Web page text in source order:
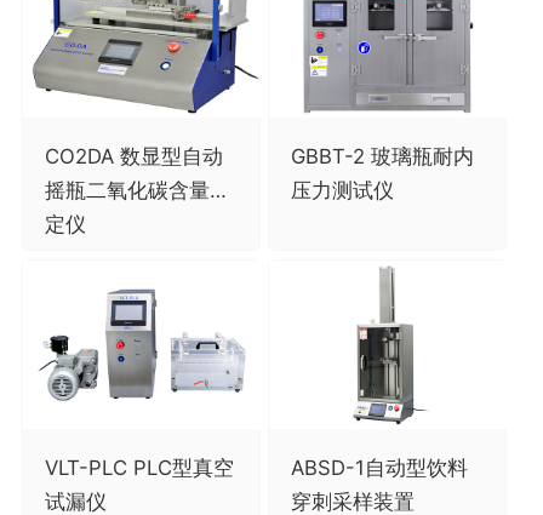
CO2DA 数显型自动
摇瓶二氧化碳含量测
定仪
GBBT-2 玻璃瓶耐内
压力测试仪
VLT-PLC PLC型真空
试漏仪
ABSD-1自动型饮料
穿刺采样装置